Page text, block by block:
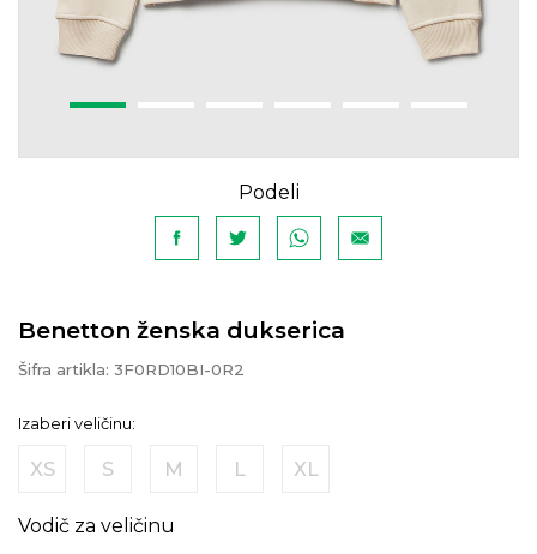
Podeli
Benetton ženska dukserica
Šifra artikla: 3F0RD10BI-0R2
Izaberi veličinu:
XS S M L XL
Vodič za veličinu